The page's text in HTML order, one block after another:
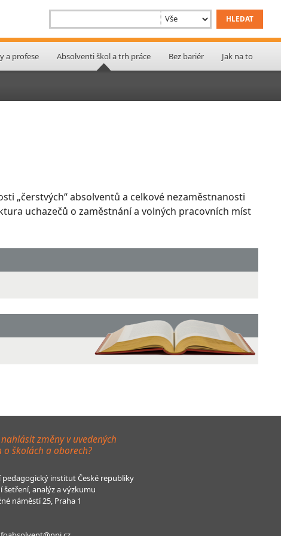
a profese Absolventi škol a trh práce Bez bariér Jak na to
„čerstvých“ absolventů a celkové nezaměstnanosti
uchazečů o zaměstnání a volných pracovních míst
nahlásit změny v uvedených
o školách a oborech?
pedagogický institut České republiky
šetření, analýz a výzkumu
náměstí 25, Praha 1